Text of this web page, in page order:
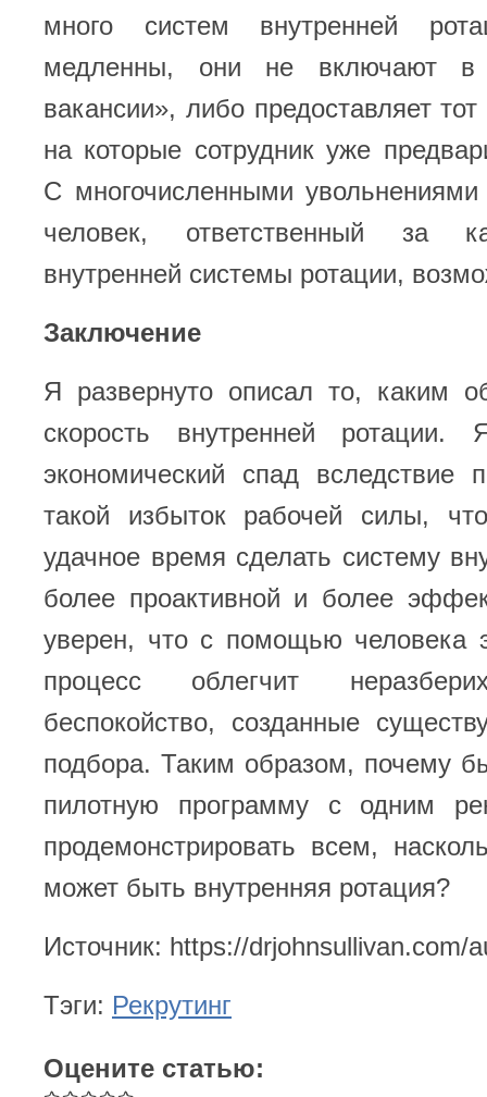
много систем внутренней
медленны, они не включают в
вакансии», либо предоставляет
на которые сотрудник уже
С многочисленными увольнениями
человек, ответственный за
внутренней системы ротации,
Заключение
Я развернуто описал то, каким
скорость внутренней
экономический спад вследствие
такой избыток рабочей силы,
удачное время сделать систему
более проактивной и более
уверен, что с помощью человека
процесс облегчит
беспокойство, созданные
подбора. Таким образом, почему
пилотную программу с одним
продемонстрировать всем,
может быть внутренняя ротация?
Источник: https://drjohnsullivan.com/
Тэги: Рекрутинг
Оцените статью: